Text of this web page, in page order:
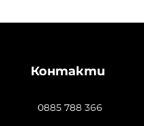
Контакти
0885 788 366